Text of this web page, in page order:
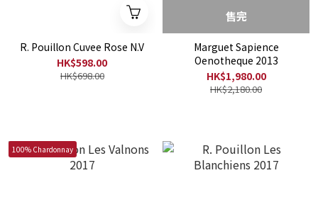
R. Pouillon Cuvee Rose N.V
HK$598.00
HK$698.00
售完
Marguet Sapience
Oenotheque 2013
HK$1,980.00
HK$2,180.00
100% Chardonnay